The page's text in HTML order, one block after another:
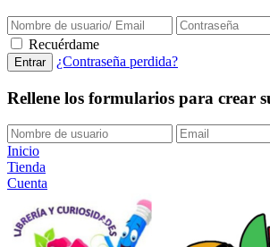
Recuérdame
¿Contraseña perdida?
Rellene los formularios para crear
Inicio
Tienda
Cuenta